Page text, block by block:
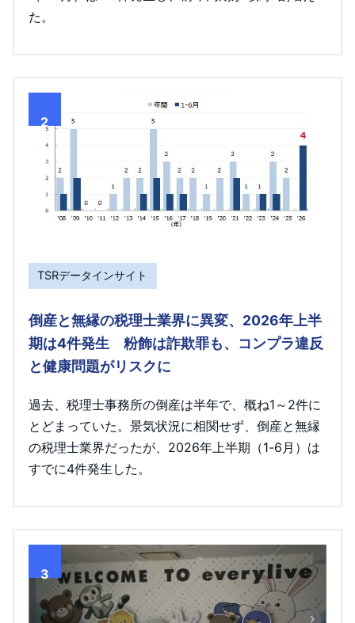
た。
2
TSRデータインサイト
倒産と無縁の税理士業界に異変、2026年上半
期は4件発生 粉飾は詐欺罪も、コンプラ違反
と健康問題がリスクに
過去、税理士事務所の倒産は半年で、概ね1～2件に
とどまっていた。景気状況に相関せず、倒産と無縁
の税理士業界だったが、2026年上半期（1-6月）は
すでに4件発生した。
3